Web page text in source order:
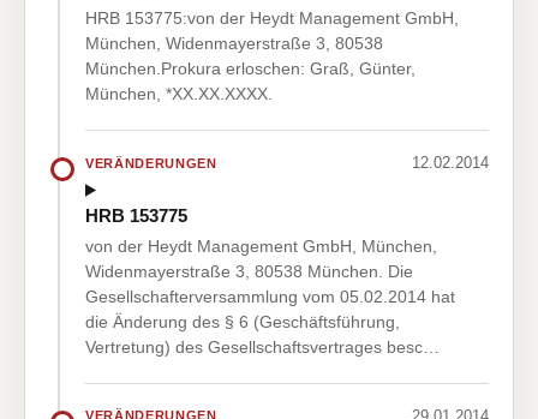
HRB 153775:von der Heydt Management GmbH,
München, Widenmayerstraße 3, 80538
München.Prokura erloschen: Graß, Günter,
München, *XX.XX.XXXX.
VERÄNDERUNGEN 12.02.2014
HRB 153775
von der Heydt Management GmbH, München,
Widenmayerstraße 3, 80538 München. Die
Gesellschafterversammlung vom 05.02.2014 hat
die Änderung des § 6 (Geschäftsführung,
Vertretung) des Gesellschaftsvertrages besc…
VERÄNDERUNGEN